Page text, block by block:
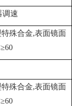
调速
殊合金,表面镜面
殊合金,表面镜面